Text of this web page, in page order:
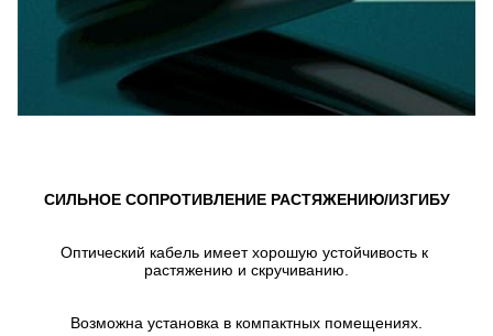
СИЛЬНОЕ СОПРОТИВЛЕНИЕ РАСТЯЖЕНИЮ/ИЗГИБУ
Оптический кабель имеет хорошую устойчивость к
растяжению и скручиванию.
Возможна установка в компактных помещениях.